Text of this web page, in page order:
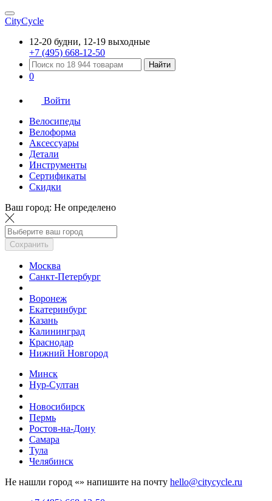
CityCycle
12-20 будни, 12-19 выходные
+7 (495) 668-12-50
Найти
0
Войти
Велосипеды
Велоформа
Аксессуары
Детали
Инструменты
Сертификаты
Скидки
Ваш город: Не определено
Сохранить
Москва
Санкт-Петербург
Воронеж
Екатеринбург
Казань
Калининград
Краснодар
Нижний Новгород
Минск
Нур-Султан
Новосибирск
Пермь
Ростов-на-Дону
Самара
Тула
Челябинск
Не нашли город «» напишите на почту hello@citycycle.ru